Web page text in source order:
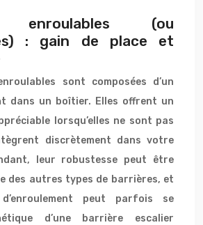
enroulables (ou
: gain de place et
sont composées d’un
dans un boîtier. Elles offrent un
lorsqu’elles ne sont pas
discrètement dans votre
leur robustesse peut être
des autres types de barrières, et
d’enroulement peut parfois se
d’une barrière escalier